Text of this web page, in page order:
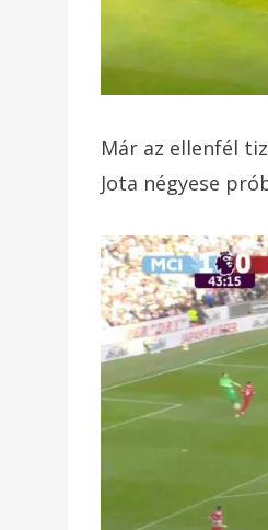
Már az ellenfél
Jota négyese